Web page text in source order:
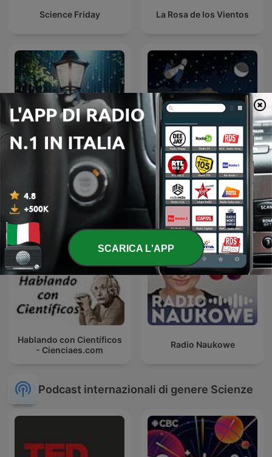
Science Friday La Rosa de los Vientos
Sleepy Rain – Relaxing
Rain for Sleep & Babies
Sternengeschichten
Hablando con Científicos
- Cienciaes.com
Radio Naukowe
Podcast internazionali di genere Scienze
SCARICA L'APP